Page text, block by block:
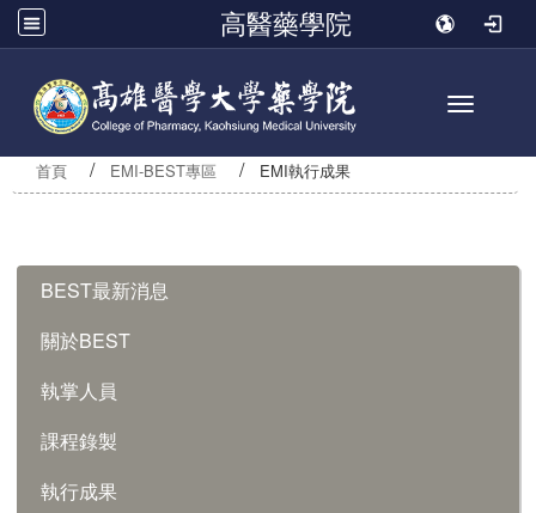
高醫藥學院
Toggle
首頁 EMI-BEST專區 EMI執行成果
BEST最新消息
關於BEST
執掌人員
課程錄製
執行成果